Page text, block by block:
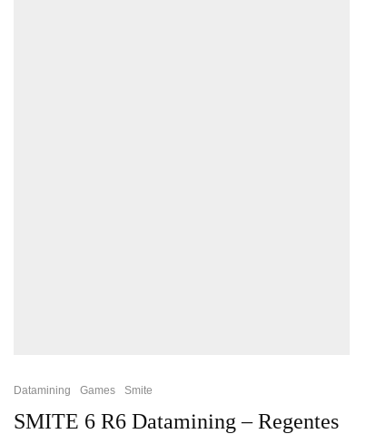
Datamining Games Smite
SMITE 6 R6 Datamining – Regentes